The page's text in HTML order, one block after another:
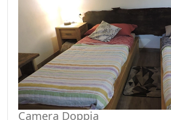
Nuestra aventura comenzó hace
rehabitamos el patio
lecheras y a la elaboración de
Le damos la bienvenida en una
1920, renovada manteniendo las
originales, en piedra con techo de
tradición local.
Madera tratada con impregnantes
Camera Doppia